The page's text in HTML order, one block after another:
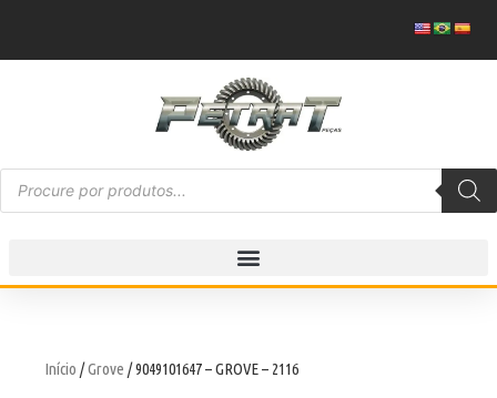
Início /Grove / 9049101647 – GROVE – 2116